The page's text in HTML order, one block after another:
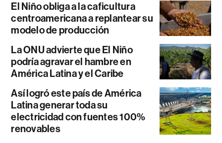
El Niño obliga a la caficultura
centroamericana a replantear su
modelo de producción
La ONU advierte que El Niño
podría agravar el hambre en
América Latina y el Caribe
Así logró este país de América
Latina generar toda su
electricidad con fuentes 100%
renovables